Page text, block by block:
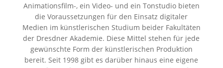
Animationsfilm-, ein Video- und ein Tonstudio bieten
die Voraussetzungen für den Einsatz digitaler
Medien im künstlerischen Studium beider Fakultäten
der Dresdner Akademie. Diese Mittel stehen für jede
gewünschte Form der künstlerischen Produktion
bereit. Seit 1998 gibt es darüber hinaus eine eigene